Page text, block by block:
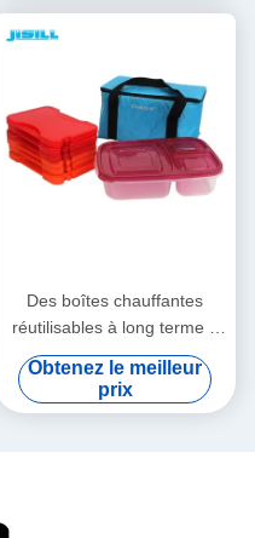
Des boîtes chauffantes
réutilisables à long terme à
55 degrés pour les aliments
Obtenez le meilleur
prix